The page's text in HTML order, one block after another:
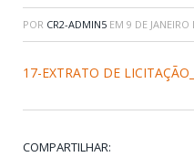
POR CR2-ADMIN5 EM 9 DE JANEIRO
17-EXTRATO DE
COMPARTILHAR: